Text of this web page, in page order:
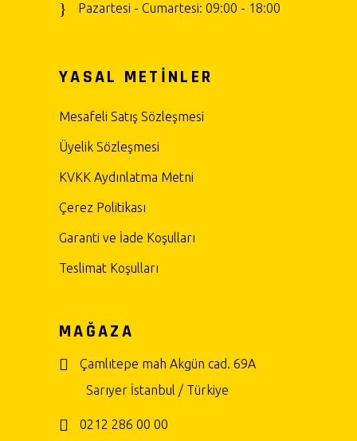
Pazartesi - Cumartesi: 09:00 - 18:00
YASAL METİNLER
Mesafeli Satış Sözleşmesi
Üyelik Sözleşmesi
KVKK Aydınlatma Metni
Çerez Politikası
Garanti ve İade Koşulları
Teslimat Koşulları
MAĞAZA
Çamlıtepe mah Akgün cad. 69A
Sarıyer İstanbul / Türkiye
0212 286 00 00